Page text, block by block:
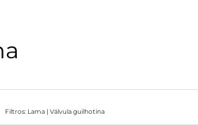
Filtros: Lama | Válvula guilhotina